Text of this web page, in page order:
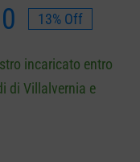
Fascia
di
prezzo:
da
13% Off
incaricato entro
di Villalvernia e